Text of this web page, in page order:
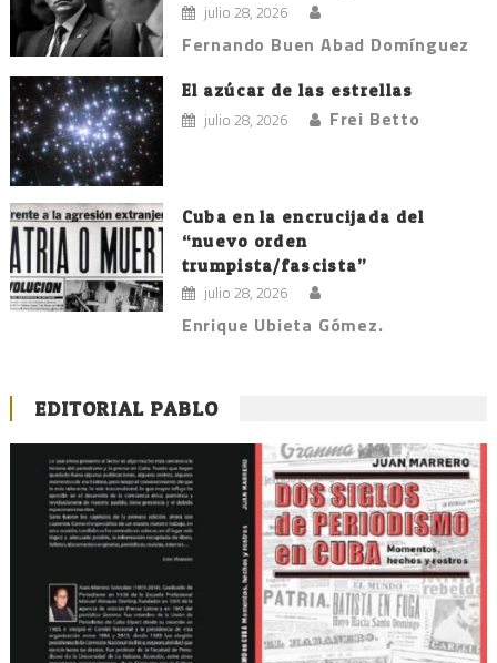
julio 28, 2026
Fernando Buen Abad Domínguez
El azúcar de las estrellas
julio 28, 2026 Frei Betto
Cuba en la encrucijada del
“nuevo orden
trumpista/fascista”
julio 28, 2026
Enrique Ubieta Gómez.
EDITORIAL PABLO